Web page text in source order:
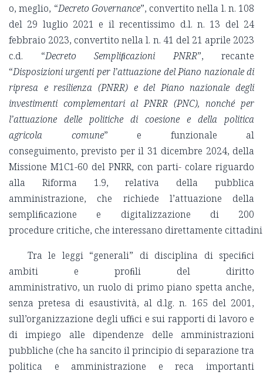
o, meglio, “Decreto Governance”, convertito nella l. n. 108
del 29 luglio 2021 e il recentissimo d.l. n. 13 del 24
febbraio 2023, convertito nella l. n. 41 del 21 aprile 2023
c.d. “Decreto Sempliﬁcazioni PNRR”, recante
“Disposizioni urgenti per l’attuazione del Piano nazionale di
ripresa e resilienza (PNRR) e del Piano nazionale degli
investimenti complementari al PNRR (PNC), nonché per
l’attuazione delle politiche di coesione e della politica
agricola comune” e funzionale al
conseguimento, previsto per il 31 dicembre 2024, della
Missione M1C1-60 del PNRR, con parti- colare riguardo
alla Riforma 1.9, relativa della pubblica
amministrazione, che richiede l’attuazione della
sempliﬁcazione e digitalizzazione di 200
procedure critiche, che interessano direttamente cittadini
Tra le leggi “generali” di disciplina di speciﬁci
ambiti e proﬁli del diritto
amministrativo, un ruolo di primo piano spetta anche,
senza pretesa di esaustività, al d.lg. n. 165 del 2001,
sull’organizzazione degli ufﬁci e sui rapporti di lavoro e
di impiego alle dipendenze delle amministrazioni
pubbliche (che ha sancito il principio di separazione tra
politica e amministrazione e reca importanti